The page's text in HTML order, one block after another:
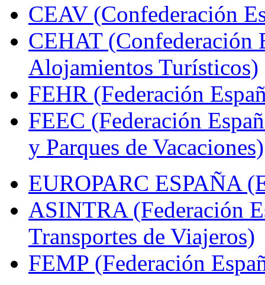
CEAV (Confederación
CEHAT (Confederación
Alojamientos Turísticos)
FEHR (Federación
FEEC (Federación
y Parques de Vacaciones)
EUROPARC ESPAÑA
ASINTRA (Federación
Transportes de Viajeros)
FEMP (Federación